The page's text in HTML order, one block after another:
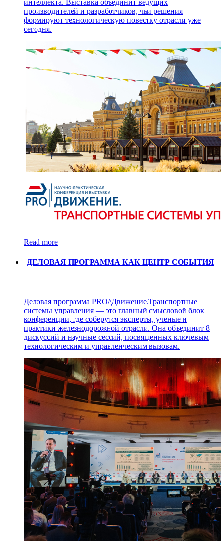
интеллекта. Выставка объединит ведущих
производителей и разработчиков, чьи решения
формируют технологическую повестку отрасли уже
сегодня.
Read more
ДЕЛОВАЯ ПРОГРАММА КАК ЦЕНТР СОБЫТИЯ
Деловая программа PRO//Движение.Транспортные
системы управления — это главный смысловой блок
конференции, где соберутся эксперты, ученые и
практики железнодорожной отрасли. Она объединит 8
дискуссий и научные сессий, посвященных ключевым
технологическим и управленческим вызовам.